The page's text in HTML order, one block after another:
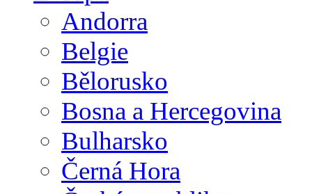
Andorra
Belgie
Bělorusko
Bosna a Hercegovina
Bulharsko
Černá Hora